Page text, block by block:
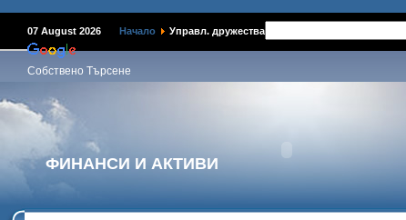
07 August 2026 Начало Управл. дружества
Собствено Търсене
ФИНАНСИ И АКТИВИ